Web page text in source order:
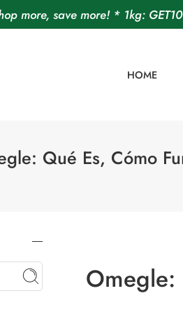
more, save more! * 1kg:
HOME
Qué Es, Cómo
Omegle: